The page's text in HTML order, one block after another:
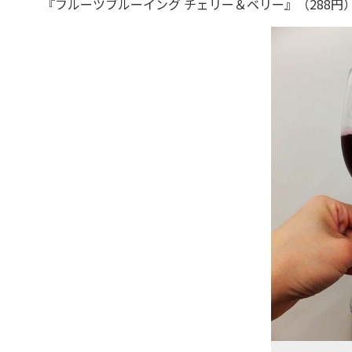
『フルーツブルーイング チェリー＆ベリー』（288円